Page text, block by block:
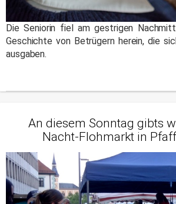
Die Seniorin fiel am gestrigen
Geschichte von Betrügern herein, die
ausgaben.
An diesem Sonntag gibts
Nacht-Flohmarkt in